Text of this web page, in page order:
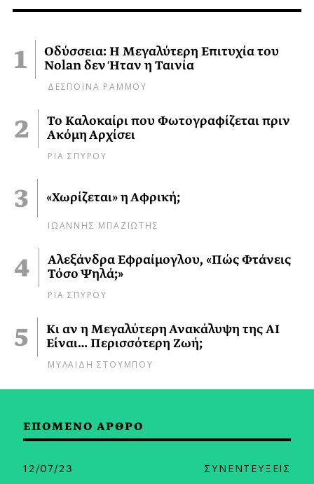
Οδύσσεια: Η Μεγαλύτερη Επιτυχία του
Nolan δεν Ήταν η Ταινία
ΔΕΣΠΟΙΝΑ ΡΑΜΜΟΥ
Το Καλοκαίρι που Φωτογραφίζεται πριν
Ακόμη Αρχίσει
ΡΙΑ ΣΠΥΡΟΥ
«Χωρίζεται» η Αφρική;
ΙΩΑΝΝΗΣ ΜΠΑΖΙΩΤΗΣ
Αλεξάνδρα Εφραίμογλου, «Πώς Φτάνεις
Τόσο Ψηλά;»
ΡΙΑ ΣΠΥΡΟΥ
Κι αν η Μεγαλύτερη Ανακάλυψη της AI
Είναι… Περισσότερη Ζωή;
ΜΥΛΑΙΔΗ ΣΤΟΥΜΠΟΥ
ΕΠΟΜΕΝΟ ΑΡΘΡΟ
12/07/23 ΣΥΝΕΝΤΕΥΞΕΙΣ